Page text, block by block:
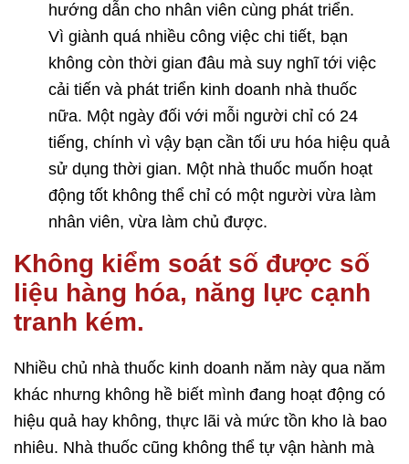
hướng dẫn cho nhân viên cùng phát triển.
Vì giành quá nhiều công việc chi tiết, bạn
không còn thời gian đâu mà suy nghĩ tới việc
cải tiến và phát triển kinh doanh nhà thuốc
nữa. Một ngày đối với mỗi người chỉ có 24
tiếng, chính vì vậy bạn cần tối ưu hóa hiệu quả
sử dụng thời gian. Một nhà thuốc muốn hoạt
động tốt không thể chỉ có một người vừa làm
nhân viên, vừa làm chủ được.
Không kiểm soát số được số
liệu hàng hóa, năng lực cạnh
tranh kém.
Nhiều chủ nhà thuốc kinh doanh năm này qua năm
khác nhưng không hề biết mình đang hoạt động có
hiệu quả hay không, thực lãi và mức tồn kho là bao
nhiêu. Nhà thuốc cũng không thể tự vận hành mà